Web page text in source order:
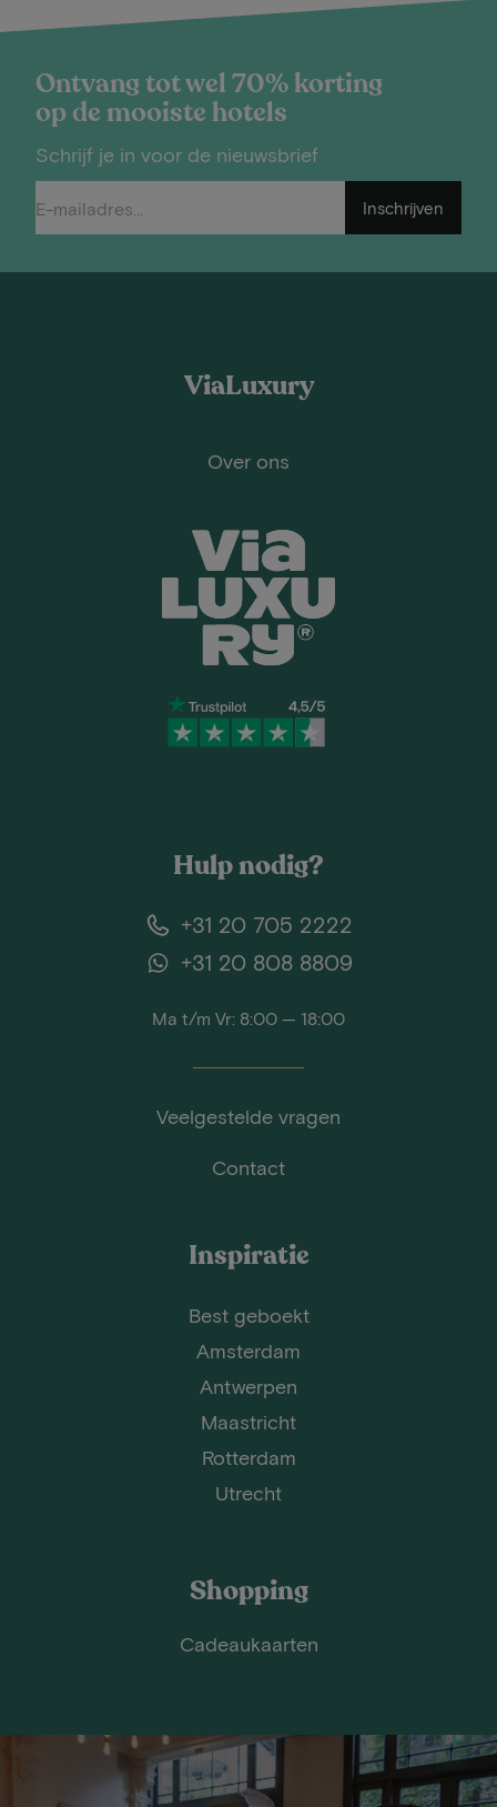
Ontvang tot wel 70% korting
op de mooiste hotels
Schrijf je in voor de nieuwsbrief
Inschrijven
ViaLuxury
Over ons
Hulp nodig?
+31 20 705 2222
+31 20 808 8809
Ma t/m Vr: 8:00 — 18:00
Veelgestelde vragen
Contact
Inspiratie
Best geboekt
Amsterdam
Antwerpen
Maastricht
Rotterdam
Utrecht
Shopping
Cadeaukaarten